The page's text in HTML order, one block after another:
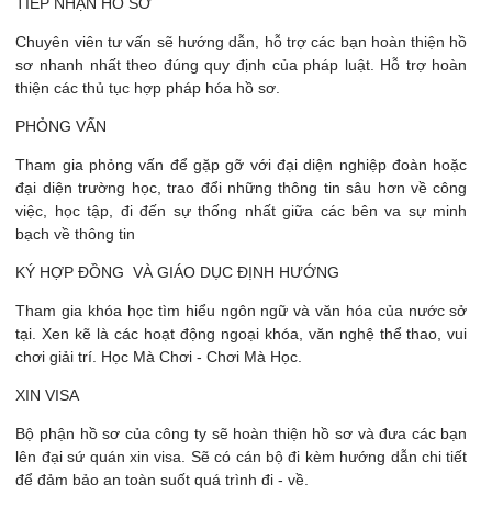
Chuyên viên tư vấn sẽ hướng dẫn, hỗ trợ các bạn hoàn thiện hồ
sơ nhanh nhất theo đúng quy định của pháp luật. Hỗ trợ hoàn
thiện các thủ tục hợp pháp hóa hồ sơ.
PHỎNG VẤN
Tham gia phỏng vấn để gặp gỡ với đại diện nghiệp đoàn hoặc
đại diện trường học, trao đổi những thông tin sâu hơn về công
việc, học tập, đi đến sự thống nhất giữa các bên va sự minh
bạch về thông tin
KÝ HỢP ĐỒNG VÀ GIÁO DỤC ĐỊNH HƯỚNG
Tham gia khóa học tìm hiểu ngôn ngữ và văn hóa của nước sở
tại. Xen kẽ là các hoạt động ngoại khóa, văn nghệ thể thao, vui
chơi giải trí. Học Mà Chơi - Chơi Mà Học.
XIN VISA
Bộ phận hồ sơ của công ty sẽ hoàn thiện hồ sơ và đưa các bạn
lên đại sứ quán xin visa. Sẽ có cán bộ đi kèm hướng dẫn chi tiết
để đảm bảo an toàn suốt quá trình đi - về.